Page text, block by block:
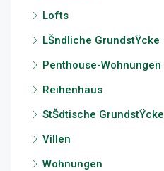
Lofts
LŠndliche GrundstŸcke
Penthouse-Wohnungen
Reihenhaus
StŠdtische GrundstŸcke
Villen
Wohnungen